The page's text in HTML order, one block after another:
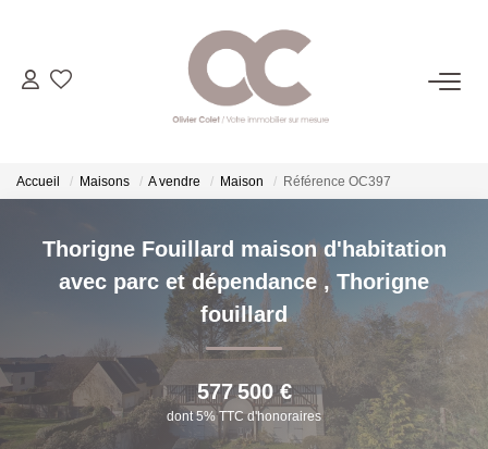
06.14.98.69.34
ACHETER
LOUER
ESTIMER
CONTACT
Accueil Maisons A vendre Maison Référence OC397
Thorigne Fouillard maison d'habitation
avec parc et dépendance , Thorigne
fouillard
577 500 €
dont 5% TTC d'honoraires